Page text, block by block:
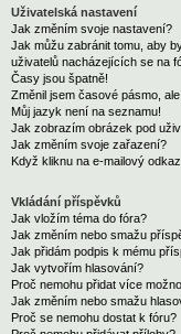
Uživatelská nastavení
Jak změním svoje nastavení?
Jak můžu zabránit tomu, aby
uživatelů nacházejících se na
Časy jsou špatně!
Změnil jsem časové pásmo,
Můj jazyk není na seznamu!
Jak zobrazím obrázek pod
Jak změním svoje zařazení?
Když kliknu na e-mailový
Vkládání příspěvků
Jak vložím téma do fóra?
Jak změním nebo smažu
Jak přidám podpis k mému
Jak vytvořím hlasování?
Proč nemohu přidat více
Jak změním nebo smažu
Proč se nemohu dostat k fóru?